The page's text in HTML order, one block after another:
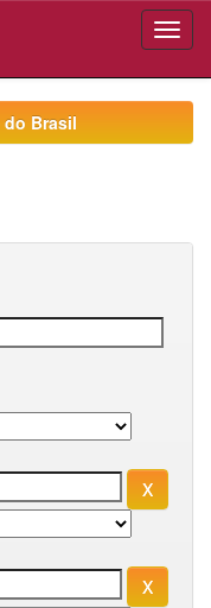
do Brasil